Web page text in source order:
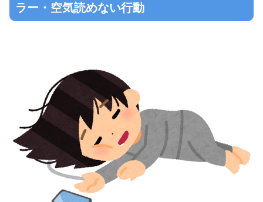
ラー・空気読めない行動